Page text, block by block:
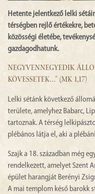
Hetente jelentkező lelki
térségben rejlő értékekre,
közösségi életébe,
gazdagodhatunk.
NEGYVENNEGYEDIK
KÖVESSETEK…” (MK 1,17)
Lelki sétánk következő
területe, amelyhez Babarc,
tartoznak. A térség
plébános látja el, aki a
Szajk a 18. században még
rendelkezett, amelyet Szent
épület harangját Berényi
A mai templom késő barokk